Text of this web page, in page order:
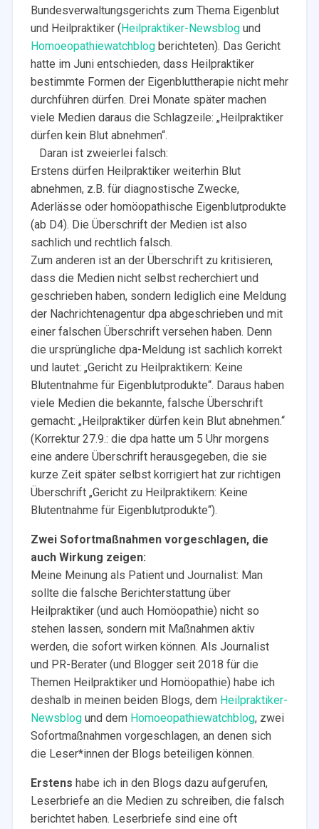
Bundesverwaltungsgerichts zum Thema Eigenblut
und Heilpraktiker (Heilpraktiker-Newsblog und
Homoeopathiewatchblogberichteten). Das Gericht
hatte im Juni entschieden, dass Heilpraktiker
bestimmte Formen der Eigenbluttherapie nicht mehr
durchführen dürfen. Drei Monate später machen
viele Medien daraus die Schlagzeile: „Heilpraktiker
dürfen kein Blut abnehmen“.
Daran ist zweierlei falsch:
Erstens dürfen Heilpraktiker weiterhin Blut
abnehmen, z.B. für diagnostische Zwecke,
Aderlässe oder homöopathische Eigenblutprodukte
(ab D4). Die Überschrift der Medien ist also
sachlich und rechtlich falsch.
Zum anderen ist an der Überschrift zu kritisieren,
dass die Medien nicht selbst recherchiert und
geschrieben haben, sondern lediglich eine Meldung
der Nachrichtenagentur dpa abgeschrieben und mit
einer falschen Überschrift versehen haben. Denn
die ursprüngliche dpa-Meldung ist sachlich korrekt
und lautet: „Gericht zu Heilpraktikern: Keine
Blutentnahme für Eigenblutprodukte“. Daraus haben
viele Medien die bekannte, falsche Überschrift
gemacht: „Heilpraktiker dürfen kein Blut abnehmen.“
(Korrektur 27.9.: die dpa hatte um 5 Uhr morgens
eine andere Überschrift herausgegeben, die sie
kurze Zeit später selbst korrigiert hat zur richtigen
Überschrift „Gericht zu Heilpraktikern: Keine
Blutentnahme für Eigenblutprodukte“).
Zwei Sofortmaßnahmen vorgeschlagen, die
auch Wirkung zeigen:
Meine Meinung als Patient und Journalist: Man
sollte die falsche Berichterstattung über
Heilpraktiker (und auch Homöopathie) nicht so
stehen lassen, sondern mit Maßnahmen aktiv
werden, die sofort wirken können. Als Journalist
und PR-Berater (und Blogger seit 2018 für die
Themen Heilpraktiker und Homöopathie) habe ich
deshalb in meinen beiden Blogs, dem Heilpraktiker-
Newsblogund dem Homoeopathiewatchblog, zwei
Sofortmaßnahmen vorgeschlagen, an denen sich
die Leser*innen der Blogs beteiligen können.
Erstens habe ich in den Blogs dazu aufgerufen,
Leserbriefe an die Medien zu schreiben, die falsch
berichtet haben. Leserbriefe sind eine oft